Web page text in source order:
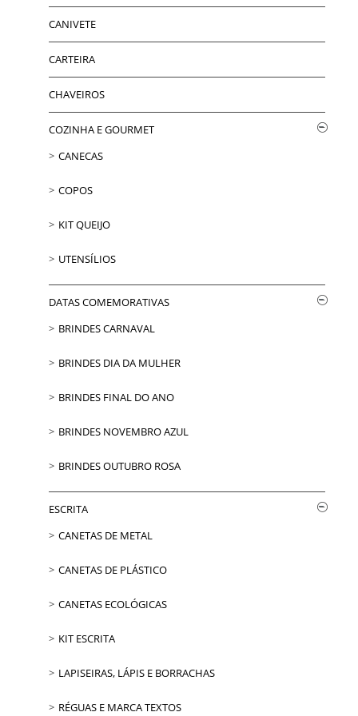
CANIVETE
CARTEIRA
CHAVEIROS
COZINHA E GOURMET
CANECAS
COPOS
KIT QUEIJO
UTENSÍLIOS
DATAS COMEMORATIVAS
BRINDES CARNAVAL
BRINDES DIA DA MULHER
BRINDES FINAL DO ANO
BRINDES NOVEMBRO AZUL
BRINDES OUTUBRO ROSA
ESCRITA
CANETAS DE METAL
CANETAS DE PLÁSTICO
CANETAS ECOLÓGICAS
KIT ESCRITA
LAPISEIRAS, LÁPIS E BORRACHAS
RÉGUAS E MARCA TEXTOS